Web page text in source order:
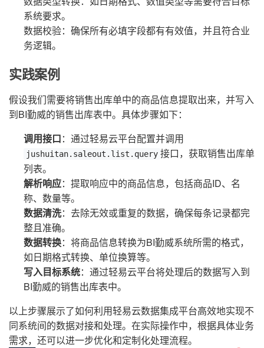
系统要求。
数据校验：确保所有必填字段都有有效值，并且符合业
务逻辑。
实践案例
假设我们需要将销售出库单中的商品信息提取出来，并写入
到BI勤威的销售出库表中。具体步骤如下：
调用接口：通过轻易云平台配置并调用
jushuitan.saleout.list.query 接口，获取销售出库单
列表。
解析响应：提取响应中的商品信息，包括商品ID、名
称、数量等。
数据清洗：去除无效或重复的数据，确保每条记录都完
整且准确。
数据转换：将商品信息转换为BI勤威系统所需的格式，
如日期格式转换、单位换算等。
写入目标系统：通过轻易云平台将处理后的数据写入到
BI勤威的销售出库表中。
以上步骤展示了如何利用轻易云数据集成平台高效地实现不
同系统间的数据对接和处理。在实际操作中，根据具体业务
需求，还可以进一步优化和定制化处理流程。